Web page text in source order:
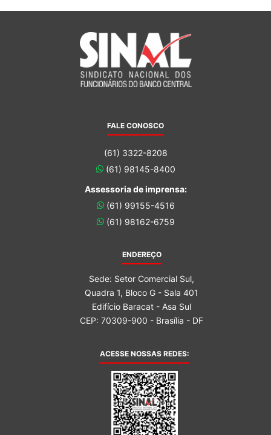
FALE CONOSCO
(61) 3322-8208
(61) 98145-8400
Assessoria de imprensa:
(61) 99155-4516
(61) 98162-6759
ENDEREÇO
Sede: Setor Comercial Sul,
Quadra 1, Bloco G - Sala 401
Edifício Baracat - Asa Sul
CEP: 70309-900 - Brasília - DF
ACESSE NOSSAS REDES: